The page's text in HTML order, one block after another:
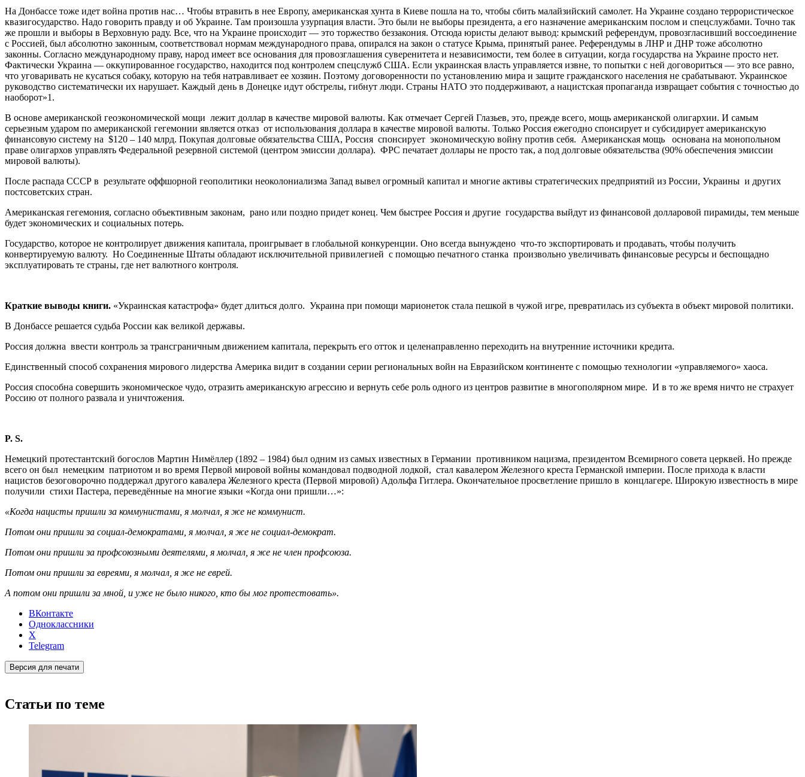
На Донбассе тоже идет война против нас… Чтобы втравить в нее Европу, американская хунта в Киеве пошла на то, чтобы сбить малайзийский самолет. На Украине создано террористическое
квазигосударство. Надо говорить правду и об Украине. Там произошла узурпация власти. Это были не выборы президента, а его назначение американским послом и спецслужбами. Точно так
же прошли и выборы в Верховную раду. Все, что на Украине происходит — это торжество беззакония. Отсюда юристы делают вывод: крымский референдум, провозгласивший воссоединение
с Россией, был абсолютно законным, соответствовал нормам международного права, опирался на закон о статусе Крыма, принятый ранее. Референдумы в ЛНР и ДНР тоже абсолютно
законны. Согласно международному праву, народ имеет все основания для провозглашения суверенитета и независимости, тем более в ситуации, когда государства на Украине просто нет.
Фактически Украина — оккупированное государство, находится под контролем спецслужб США. Если украинская власть управляется извне, то попытки с ней договориться — это все равно,
что уговаривать не кусаться собаку, которую на тебя натравливает ее хозяин. Поэтому договоренности по установлению мира и защите гражданского населения не срабатывают. Украинское
руководство систематически их нарушает. Каждый день в Донецке идут обстрелы, гибнут люди. Страны НАТО это поддерживают, а нацистская пропаганда извращает события с точностью до
наоборот»1.
В основе американской геоэкономической мощи лежит доллар в качестве мировой валюты. Как отмечает Сергей Глазьев, это, прежде всего, мощь американской олигархии. И самым
серьезным ударом по американской гегемонии является отказ от использования доллара в качестве мировой валюты. Только Россия ежегодно спонсирует и субсидирует американскую
финансовую систему на $120 – 140 млрд. Покупая долговые обязательства США, Россия спонсирует экономическую войну против себя. Американская мощь основана на монопольном
праве олигархов управлять Федеральной резервной системой (центром эмиссии доллара). ФРС печатает доллары не просто так, а под долговые обязательства (90% обеспечения эмиссии
мировой валюты).
После распада СССР в результате оффшорной геополитики неоколониализма Запад вывел огромный капитал и многие активы стратегических предприятий из России, Украины и других
постсоветских стран.
Американская гегемония, согласно объективным законам, рано или поздно придет конец. Чем быстрее Россия и другие государства выйдут из финансовой долларовой пирамиды, тем меньше
будет экономических и социальных потерь.
Государство, которое не контролирует движения капитала, проигрывает в глобальной конкуренции. Оно всегда вынуждено что-то экспортировать и продавать, чтобы получить
конвертируемую валюту. Но Соединенные Штаты обладают исключительной привилегией с помощью печатного станка произвольно увеличивать финансовые ресурсы и беспощадно
эксплуатировать те страны, где нет валютного контроля.
Краткие выводы книги. «Украинская катастрофа» будет длиться долго. Украина при помощи марионеток стала пешкой в чужой игре, превратилась из субъекта в объект мировой политики.
В Донбассе решается судьба России как великой державы.
Россия должна ввести контроль за трансграничным движением капитала, перекрыть его отток и целенаправленно переходить на внутренние источники кредита.
Единственный способ сохранения мирового лидерства Америка видит в создании серии региональных войн на Евразийском континенте с помощью технологии «управляемого» хаоса.
Россия способна совершить экономическое чудо, отразить американскую агрессию и вернуть себе роль одного из центров развитие в многополярном мире. И в то же время ничто не страхует
Россию от полного развала и уничтожения.
P. S.
Немецкий протестантский богослов Мартин Нимёллер (1892 – 1984) был одним из самых известных в Германии противником нацизма, президентом Всемирного совета церквей. Но прежде
всего он был немецким патриотом и во время Первой мировой войны командовал подводной лодкой, стал кавалером Железного креста Германской империи. После прихода к власти
нацистов безоговорочно поддержал другого кавалера Железного креста (Первой мировой) Адольфа Гитлера. Окончательное просветление пришло в концлагере. Широкую известность в мире
получили стихи Пастера, переведённые на многие языки «Когда они пришли…»:
«Когда нацисты пришли за коммунистами, я молчал, я же не коммунист.
Потом они пришли за социал-демократами, я молчал, я же не социал-демократ.
Потом они пришли за профсоюзными деятелями, я молчал, я же не член профсоюза.
Потом они пришли за евреями, я молчал, я же не еврей.
А потом они пришли за мной, и уже не было никого, кто бы мог протестовать».
ВКонтакте
Одноклассники
X
Telegram
Версия для печати
Статьи по теме